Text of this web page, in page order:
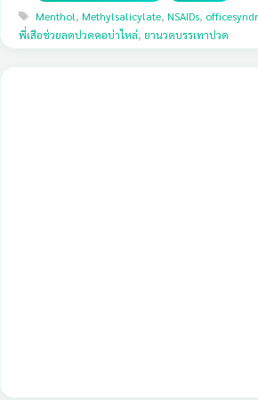
Tags
Menthol, Methylsalicylate, NSAIDs,
พี่เสือช่วยลดปวดคอบ่าไหล่, ยานวดบรรเทาปวด